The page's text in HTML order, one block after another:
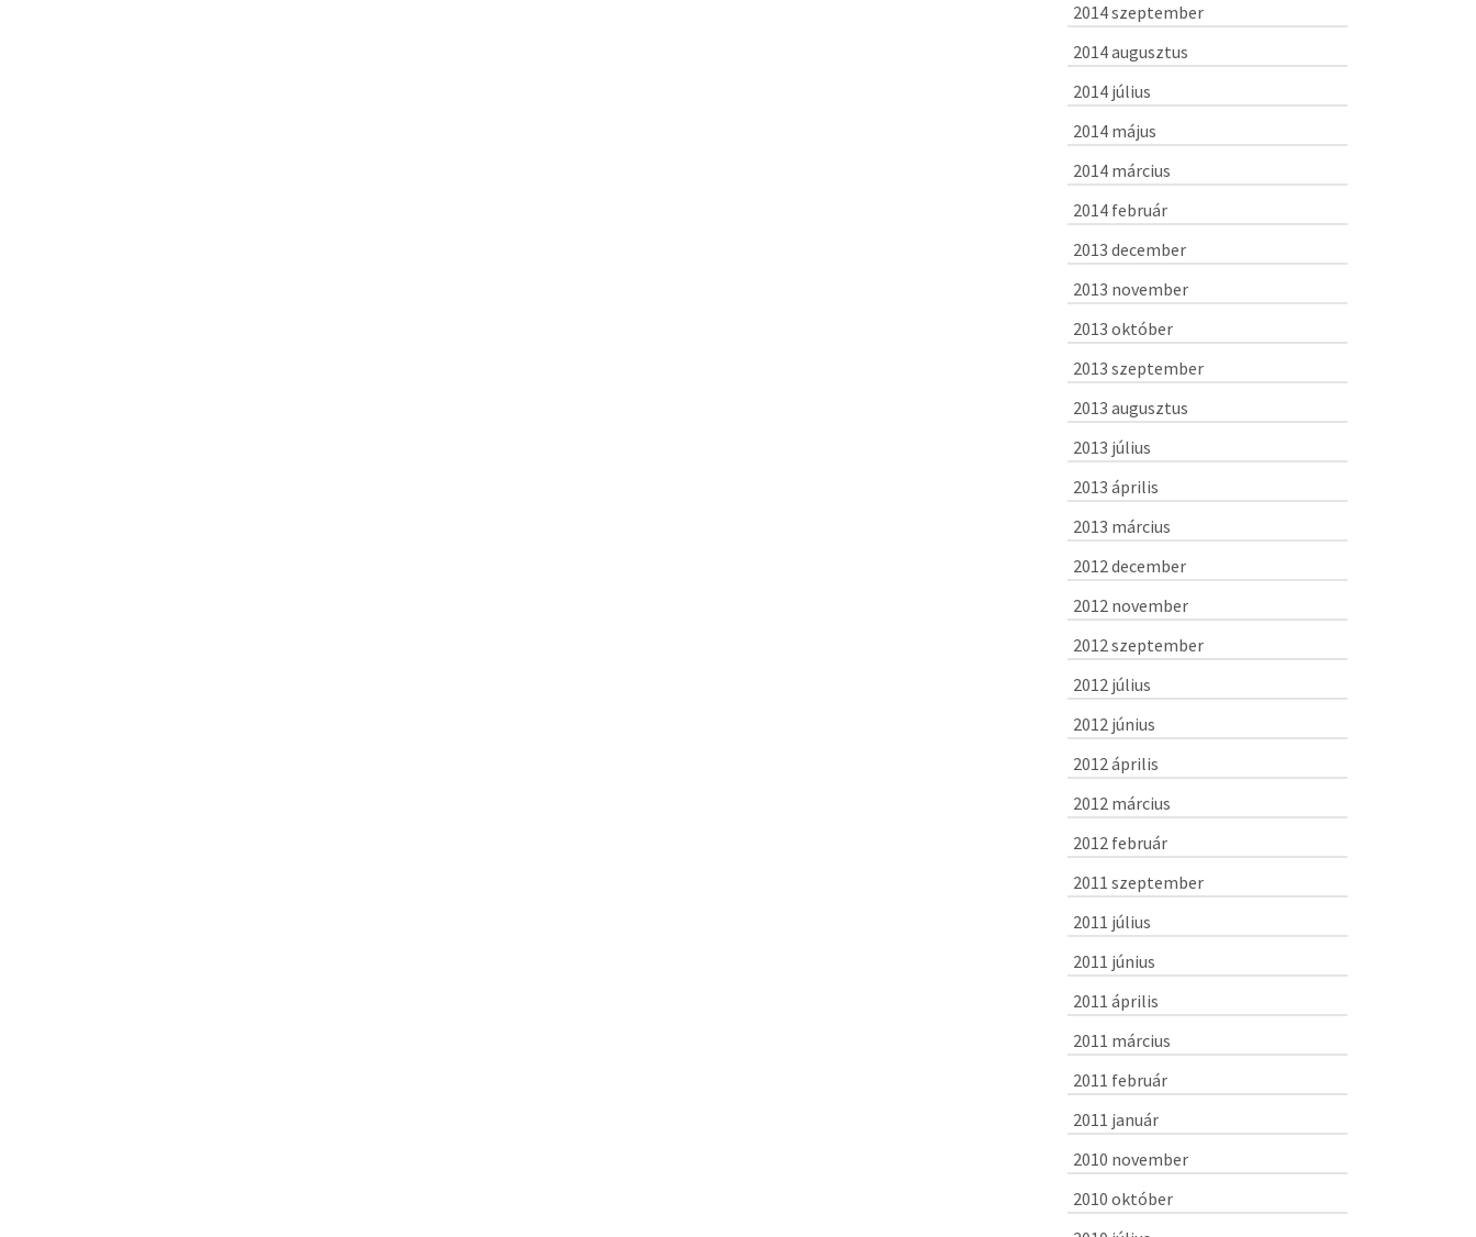
2014 szeptember
2014 augusztus
2014 július
2014 május
2014 március
2014 február
2013 december
2013 november
2013 október
2013 szeptember
2013 augusztus
2013 július
2013 április
2013 március
2012 december
2012 november
2012 szeptember
2012 július
2012 június
2012 április
2012 március
2012 február
2011 szeptember
2011 július
2011 június
2011 április
2011 március
2011 február
2011 január
2010 november
2010 október